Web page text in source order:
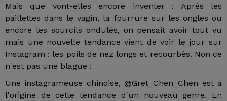
Mais que vont-elles encore inventer ! Après les
paillettes dans le vagin, la fourrure sur les ongles ou
encore les sourcils ondulés, on pensait avoir tout vu
mais une nouvelle tendance vient de voir le jour sur
Instagram : les poils de nez longs et recourbés. Non ce
n'est pas une blague !
Une instagrameuse chinoise, @Gret_Chen_Chen est à
l'origine de cette tendance d'un nouveau genre. En